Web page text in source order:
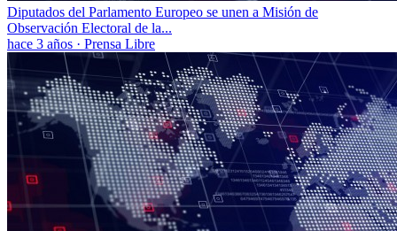
Diputados del Parlamento Europeo se unen a Misión de
Observación Electoral de la...
hace 3 años · Prensa Libre